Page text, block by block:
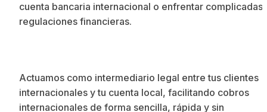
cuenta bancaria internacional o enfrentar complicadas
regulaciones financieras.
Actuamos como intermediario legal entre tus clientes
internacionales y tu cuenta local, facilitando cobros
internacionales de forma sencilla, rápida y sin